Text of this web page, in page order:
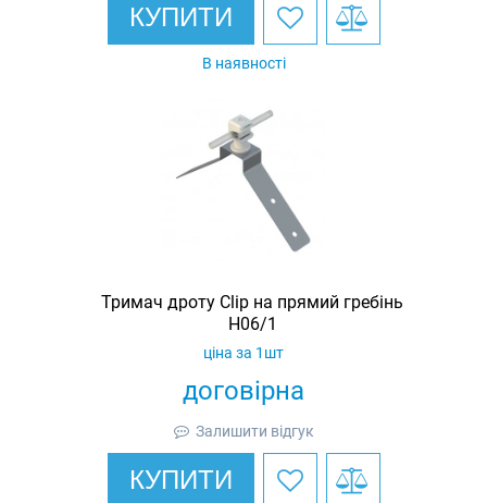
КУПИТИ
В наявності
Тримач дроту Clip на прямий гребінь
H06/1
договірна
ціна за 1шт
Залишити відгук
КУПИТИ